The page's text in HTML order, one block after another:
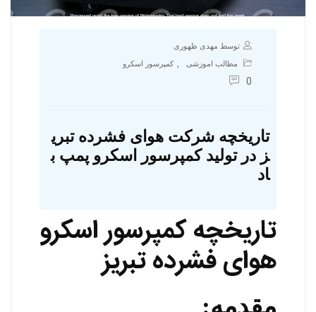
توسط مهدی ظهوری
مطالب اموزشی
, کمپرسور اسکرو
0
تاریخچه شرکت هوای فشرده تبری
ز در تولید کمپرسور اسکرو پمپ ب
اد
تاریخچه کمپرسور اسکرو
هوای فشرده تبریز